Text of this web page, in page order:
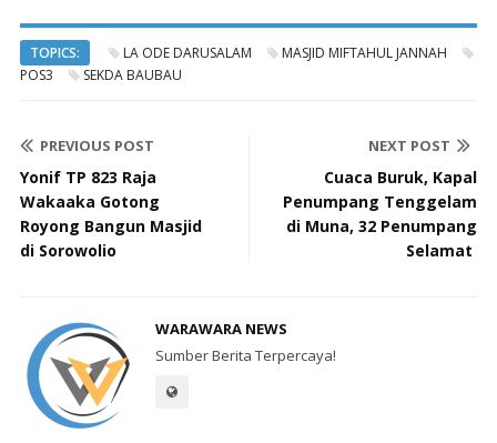
TOPICS: LA ODE DARUSALAM
MASJID MIFTAHUL JANNAH
POS3
SEKDA BAUBAU
PREVIOUS POST
Yonif TP 823 Raja
Wakaaka Gotong
Royong Bangun Masjid
di Sorowolio
NEXT POST
Cuaca Buruk, Kapal
Penumpang Tenggelam
di Muna, 32 Penumpang
Selamat
WARAWARA NEWS
Sumber Berita Terpercaya!